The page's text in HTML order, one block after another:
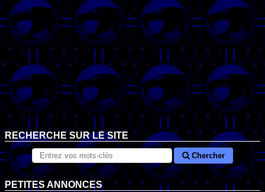
RECHERCHE SUR LE SITE
Chercher
PETITES ANNONCES